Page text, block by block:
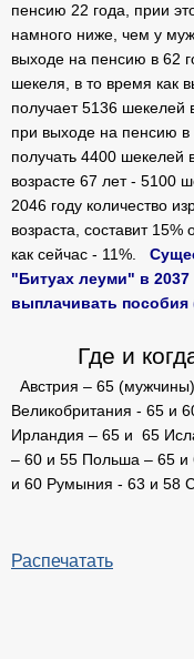
пенсию 22 года, прии
намного ниже, чем у
выходе на пенсию в 62
шекеля, в то время как
получает 5136
при выходе на пенсию в
получать 4400
возрасте 67 лет - 5100
2046 году количество
возраста, составит 15%
как сейчас - 11%.
"Битуах леуми" в 2037
выплачивать пособия
Где и
Австрия – 65
Великобритания - 65 и
Ирландия – 65 и 65
– 60 и 55 Польша – 65 и
и 60 Румыния - 63 и 58
Распечатать